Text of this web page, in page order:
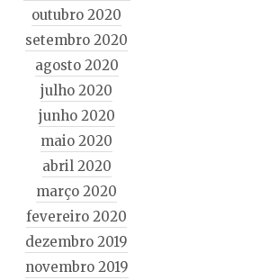
outubro 2020
setembro 2020
agosto 2020
julho 2020
junho 2020
maio 2020
abril 2020
março 2020
fevereiro 2020
dezembro 2019
novembro 2019